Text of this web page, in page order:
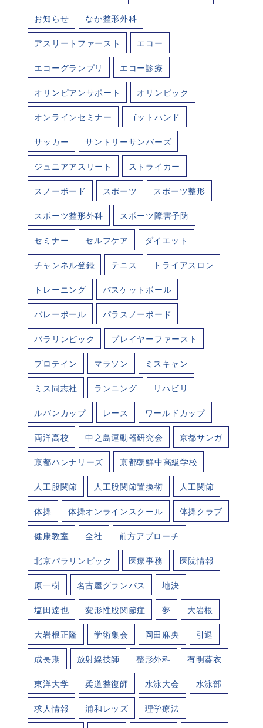
お知らせ なか整形外科
アスリートファースト エコー
エコーグランプリ エコー診療
オリンピアンサポート オリンピック
オンラインセミナー ゴットハンド
サッカー サントリーサンバーズ
ジュニアアスリート ストライカー
スノーボード スポーツ スポーツ整形
スポーツ整形外科 スポーツ障害予防
セミナー セルフケア ダイエット
チャンネル登録 テニス トライアスロン
トレーニング バスケットボール
バレーボール パラスノーボード
パラリンピック プレイヤーファースト
プロテイン マラソン ミスキャン
ミス同志社 ランニング リハビリ
ルバンカップ レース ワールドカップ
両洋高校 中之島運動器研究会 京都サンガ
京都ハンナリーズ 京都朝鮮中高級学校
人工股関節 人工股関節置換術 人工関節
体操 体操オンラインスクール 体操クラブ
健康教室 全社 前方アプローチ
北京パラリンピック 医療事務 医院情報
原一樹 名古屋グランパス 地決
塩田達也 変形性股関節症 夢 大岩根
大岩根正隆 学術集会 岡田麻央 引退
成長期 放射線技師 整形外科 有明葵衣
東洋大学 柔道整復師 水泳大会 水泳部
求人情報 浦和レッズ 理学療法